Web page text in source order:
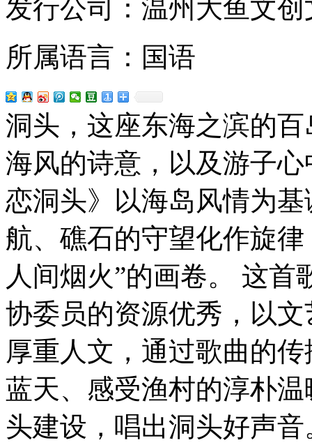
发行公司：温州大鱼文
所属语言：国语
洞头，这座东海之滨的
海风的诗意，以及游子
恋洞头》以海岛风情为
航、礁石的守望化作旋
人间烟火”的画卷。 这
协委员的资源优秀，以
厚重人文，通过歌曲的
蓝天、感受渔村的淳朴
头建设，唱出洞头好声音